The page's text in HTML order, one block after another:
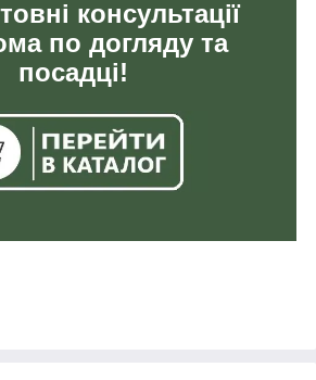
консультації
по догляду та
посадці!